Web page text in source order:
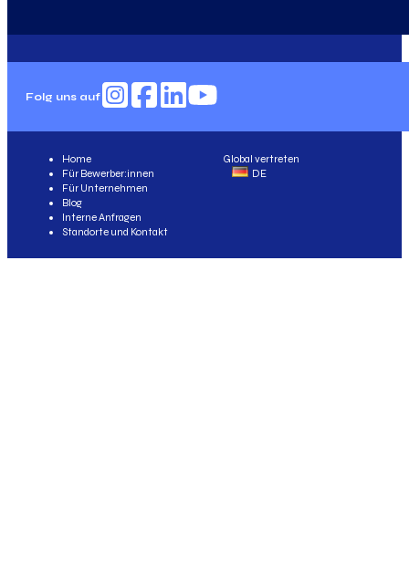
Folg uns auf
Global vertreten
DE
Home
Für Bewerber:innen
Für Unternehmen
Blog
Interne Anfragen
Standorte und Kontakt